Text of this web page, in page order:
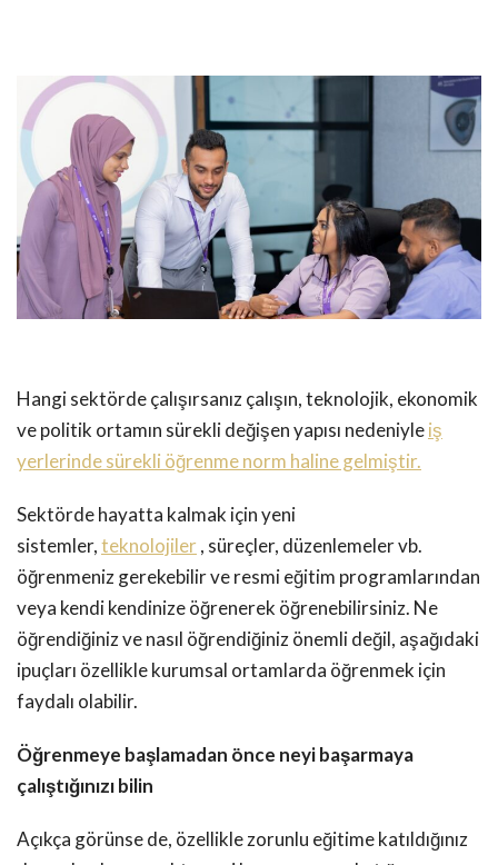
Hangi sektörde çalışırsanız çalışın, teknolojik, ekonomik
ve politik ortamın sürekli değişen yapısı nedeniyleiş
yerlerinde sürekli öğrenme norm haline gelmiştir.
Sektörde hayatta kalmak için yeni
sistemler,teknolojiler, süreçler, düzenlemeler vb.
öğrenmeniz gerekebilir ve resmi eğitim programlarından
veya kendi kendinize öğrenerek öğrenebilirsiniz. Ne
öğrendiğiniz ve nasıl öğrendiğiniz önemli değil, aşağıdaki
ipuçları özellikle kurumsal ortamlarda öğrenmek için
faydalı olabilir.
Öğrenmeye başlamadan önce neyi başarmaya
çalıştığınızı bilin
Açıkça görünse de, özellikle zorunlu eğitime katıldığınız